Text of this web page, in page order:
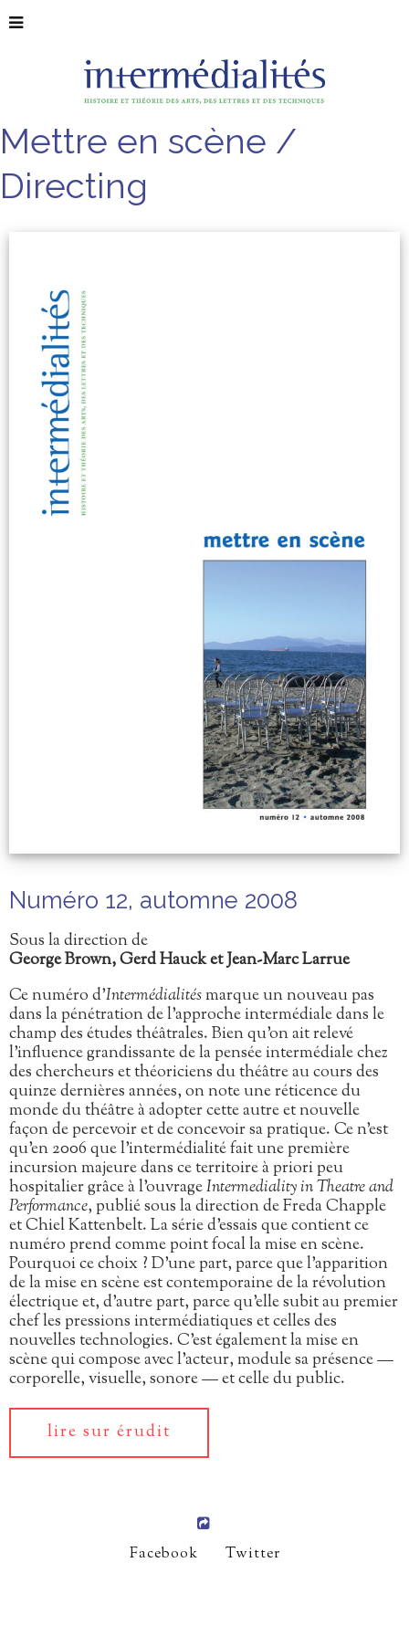
Mettre en scène /
Directing
Numéro 12, automne 2008
Sous la direction de
George Brown, Gerd Hauck et Jean-Marc Larrue
Ce numéro d’Intermédialitésmarque un nouveau pas
dans la pénétration de l’approche intermédiale dans le
champ des études théâtrales. Bien qu’on ait relevé
l’influence grandissante de la pensée intermédiale chez
des chercheurs et théoriciens du théâtre au cours des
quinze dernières années, on note une réticence du
monde du théâtre à adopter cette autre et nouvelle
façon de percevoir et de concevoir sa pratique. Ce n’est
qu’en 2006 que l’intermédialité fait une première
incursion majeure dans ce territoire à priori peu
hospitalier grâce à l’ouvrageIntermediality in Theatre and
Performance, publié sous la direction de Freda Chapple
et Chiel Kattenbelt. La série d’essais que contient ce
numéro prend comme point focal la mise en scène.
Pourquoi ce choix ? D’une part, parce que l’apparition
de la mise en scène est contemporaine de la révolution
électrique et, d’autre part, parce qu’elle subit au premier
chef les pressions intermédiatiques et celles des
nouvelles technologies. C’est également la mise en
scène qui compose avec l’acteur, module sa présence —
corporelle, visuelle, sonore — et celle du public.
lire sur érudit
Facebook Twitter